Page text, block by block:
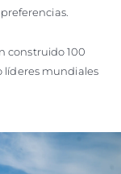
construido 100
líderes mundiales